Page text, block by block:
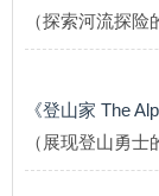
（探索河流探
《登山家 The
（展现登山勇士